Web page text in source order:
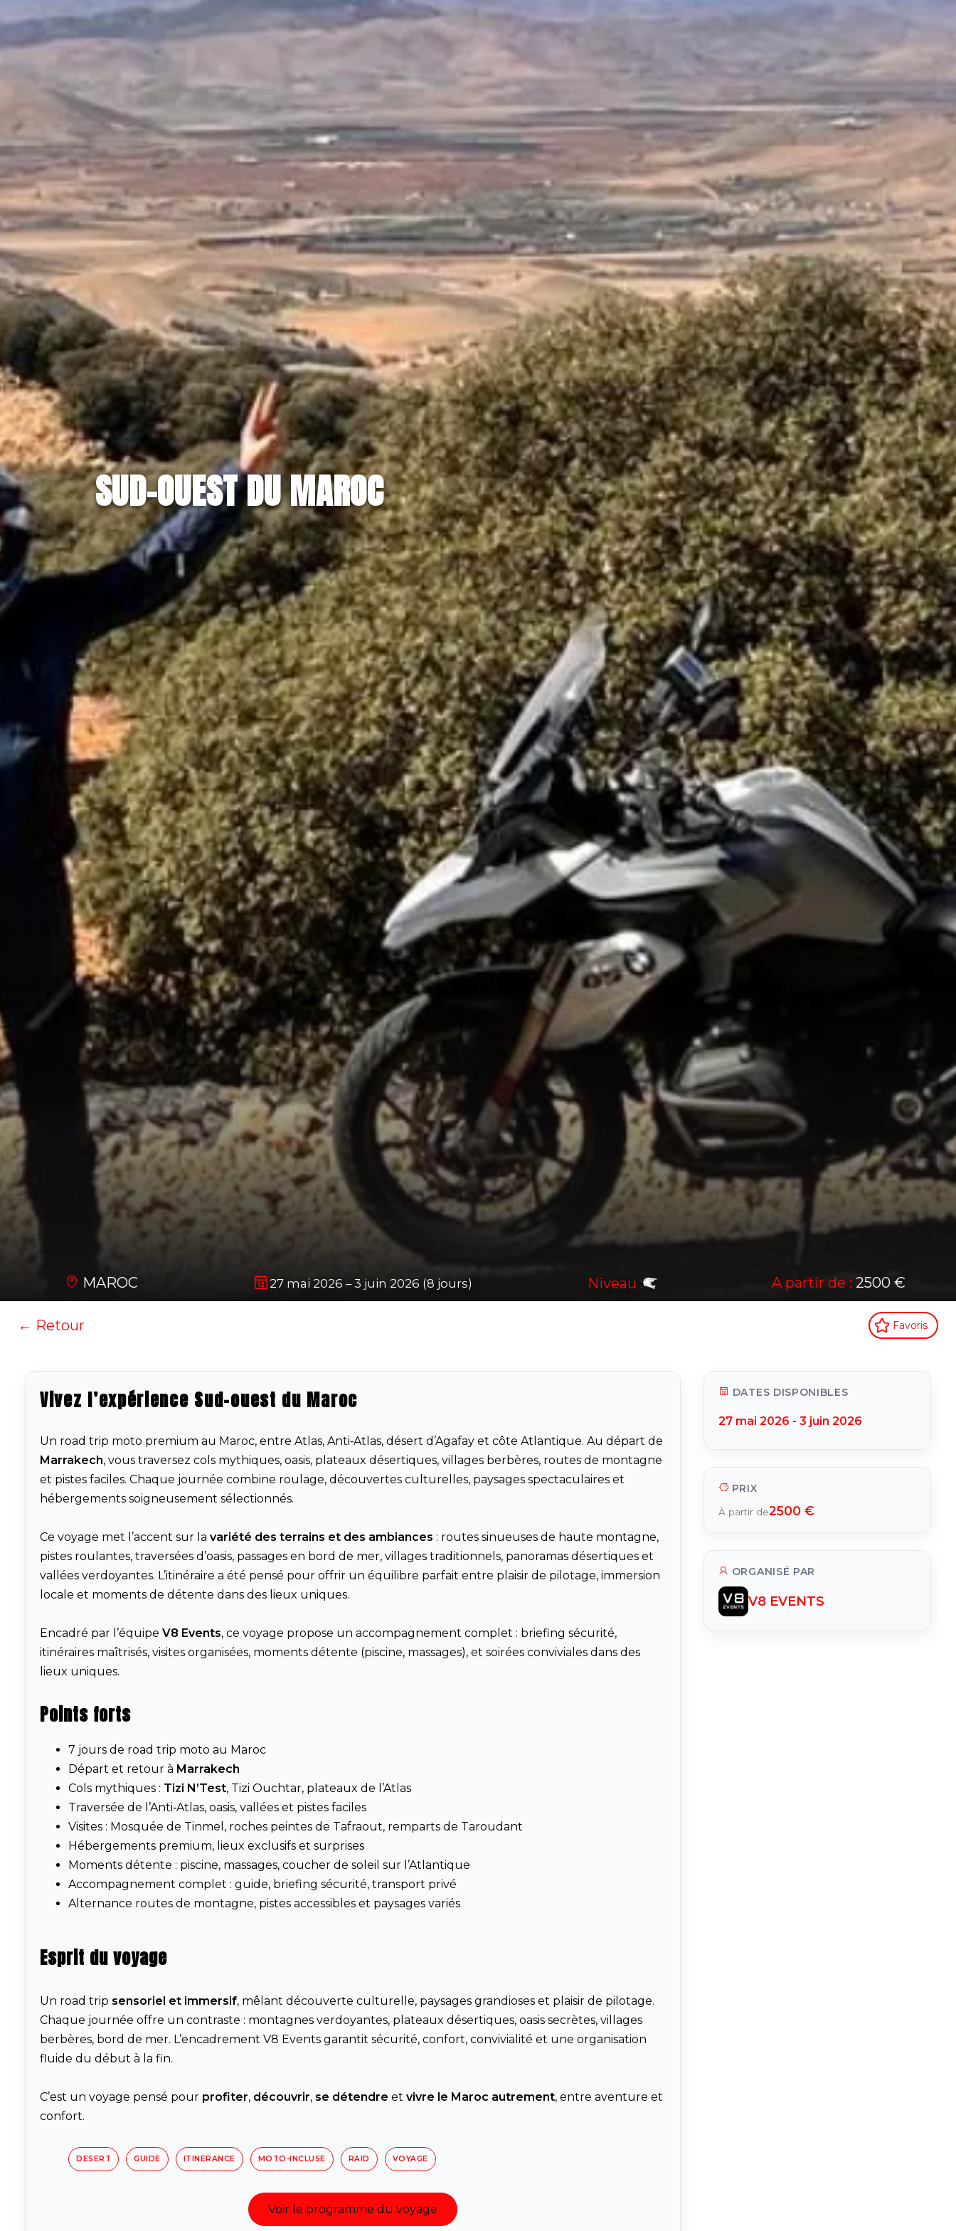
SUD-OUEST DU MAROC
MAROC 27 mai 2026 – 3 juin 2026 (8 jours) Niveau : A partir de :2500 €
← Retour Favoris
Vivez l’expérience Sud-ouest du Maroc
Un road trip moto premium au Maroc, entre Atlas, Anti‑Atlas, désert d’Agafay et côte Atlantique. Au départ de
Marrakech, vous traversez cols mythiques, oasis, plateaux désertiques, villages berbères, routes de montagne
et pistes faciles. Chaque journée combine roulage, découvertes culturelles, paysages spectaculaires et
hébergements soigneusement sélectionnés.
Ce voyage met l’accent sur la variété des terrains et des ambiances : routes sinueuses de haute montagne,
pistes roulantes, traversées d’oasis, passages en bord de mer, villages traditionnels, panoramas désertiques et
vallées verdoyantes. L’itinéraire a été pensé pour offrir un équilibre parfait entre plaisir de pilotage, immersion
locale et moments de détente dans des lieux uniques.
Encadré par l’équipe V8 Events, ce voyage propose un accompagnement complet : briefing sécurité,
itinéraires maîtrisés, visites organisées, moments détente (piscine, massages), et soirées conviviales dans des
lieux uniques.
Points forts
7 jours de road trip moto au Maroc
Départ et retour à Marrakech
Cols mythiques : Tizi N’Test, Tizi Ouchtar, plateaux de l’Atlas
Traversée de l’Anti‑Atlas, oasis, vallées et pistes faciles
Visites : Mosquée de Tinmel, roches peintes de Tafraout, remparts de Taroudant
Hébergements premium, lieux exclusifs et surprises
Moments détente : piscine, massages, coucher de soleil sur l’Atlantique
Accompagnement complet : guide, briefing sécurité, transport privé
Alternance routes de montagne, pistes accessibles et paysages variés
Esprit du voyage
Un road trip sensoriel et immersif, mêlant découverte culturelle, paysages grandioses et plaisir de pilotage.
Chaque journée offre un contraste : montagnes verdoyantes, plateaux désertiques, oasis secrètes, villages
berbères, bord de mer. L’encadrement V8 Events garantit sécurité, confort, convivialité et une organisation
fluide du début à la fin.
C’est un voyage pensé pour profiter, découvrir, se détendre et vivre le Maroc autrement, entre aventure et
confort.
DESERT GUIDE ITINERANCE MOTO-INCLUSE RAID VOYAGE
Voir le programme du voyage
DATES DISPONIBLES
27 mai 2026 - 3 juin 2026
PRIX
À partir de2500 €
ORGANISÉ PAR
V8 EVENTS